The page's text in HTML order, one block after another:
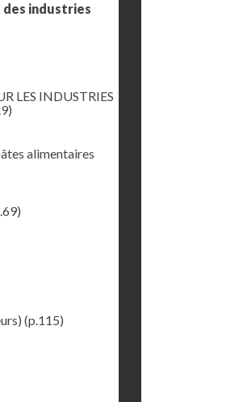
des industries
LES INDUSTRIES
alimentaires
(p.115)